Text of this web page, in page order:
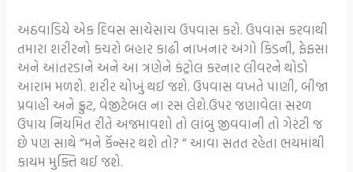
અઠવાડિયે એક દિવસ સાચેસાચ ઉપવાસ કરો. ઉપવાસ કરવાથી
તમારા શરીરનો કચરો બહાર કાઢી નાખનાર અંગો કિડની, ફેફસા
અને આંતરડાને અને આ ત્રણેને કંટ્રોલ કરનાર લીવરને થોડો
આરામ મળશે. શરીર ચોખું થઈ જશે. ઉપવાસ વખતે પાણી, બીજા
પ્રવાહી અને ફ્રુટ, વેજીટેબલ ના રસ લેશે.ઉપર જણાવેલા સરળ
ઉપાય નિયમિત રીતે અજમાવશો તો લાંબુ જીવવાની તો ગેરંટી જ
છે પણ સાથે “મને કૅન્સર થશે તો? “ આવા સતત રહેતા ભયમાંથી
કાયમ મુક્તિ થઈ જશે.